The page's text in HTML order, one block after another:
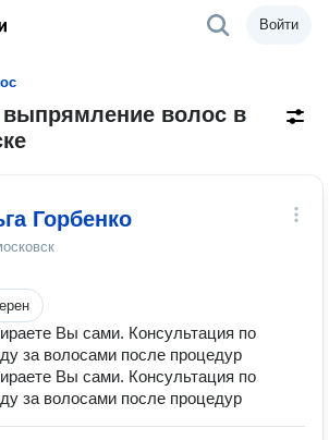
Войти
выпрямление волос в
Горбенко
Вы сами. Консультация по
за волосами после процедур
Вы сами. Консультация по
за волосами после процедур